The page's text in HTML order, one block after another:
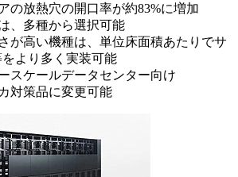
の放熱穴の開口率が約83%に増加
、多種から選択可能
が高い機種は、単位床面積あたりでサ
より多く実装可能
スケールデータセンター向け
対策品に変更可能